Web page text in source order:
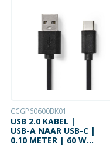
CCGP60600BK01
USB 2.0 KABEL |
USB-A NAAR USB-C |
0.10 METER | 60 W |